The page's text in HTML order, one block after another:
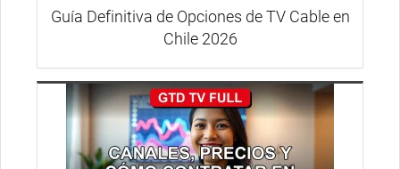
Guía Definitiva de Opciones de TV Cable en
Chile 2026